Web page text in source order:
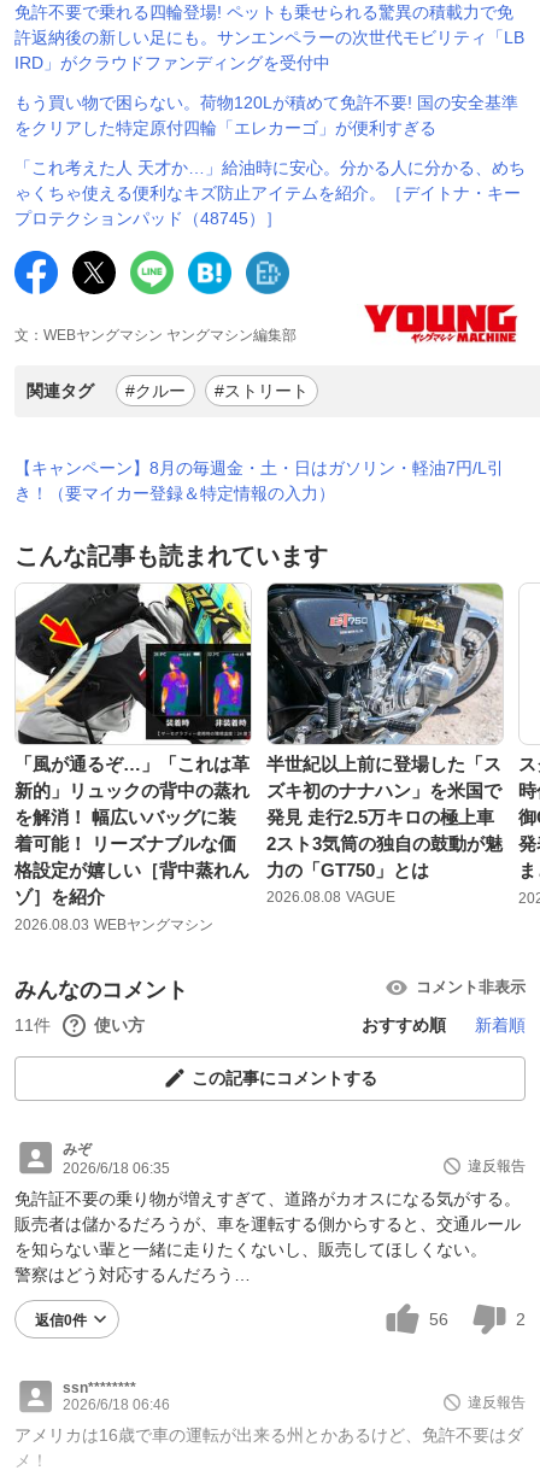
免許不要で乗れる四輪登場! ペットも乗せられる驚異の積載力で免
許返納後の新しい足にも。サンエンペラーの次世代モビリティ「LB
IRD」がクラウドファンディングを受付中
もう買い物で困らない。荷物120Lが積めて免許不要! 国の安全基準
をクリアした特定原付四輪「エレカーゴ」が便利すぎる
「これ考えた人 天才か…」給油時に安心。分かる人に分かる、めち
ゃくちゃ使える便利なキズ防止アイテムを紹介。［デイトナ・キー
プロテクションパッド（48745）］
文：WEBヤングマシン ヤングマシン編集部
関連タグ #クルー #ストリート
【キャンペーン】8月の毎週金・土・日はガソリン・軽油7円/L引
き！（要マイカー登録＆特定情報の入力）
こんな記事も読まれています
「風が通るぞ…」「これは革
新的」リュックの背中の蒸れ
を解消！ 幅広いバッグに装
着可能！ リーズナブルな価
格設定が嬉しい［背中蒸れん
ゾ］を紹介
2026.08.03 WEBヤングマシン
半世紀以上前に登場した「ス
ズキ初のナナハン」を米国で
発見 走行2.5万キロの極上車
2スト3気筒の独自の鼓動が魅
力の「GT750」とは
2026.08.08 VAGUE
御
発
みんなのコメント コメント非表示
11件 使い方 おすすめ順 新着順
この記事にコメントする
みぞ
2026/6/18 06:35
違反報告
免許証不要の乗り物が増えすぎて、道路がカオスになる気がする。
販売者は儲かるだろうが、車を運転する側からすると、交通ルール
を知らない輩と一緒に走りたくないし、販売してほしくない。
警察はどう対応するんだろう…
返信0件 56 2
ssn********
2026/6/18 06:46
違反報告
アメリカは16歳で車の運転が出来る州とかあるけど、免許不要はダ
メ！